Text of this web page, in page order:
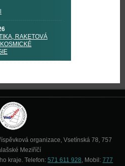
RAKETOVÁ
organizace, Vsetínská 78, 757
Meziříčí
kraje. Telefon: 571 611 928, Mobil: 777